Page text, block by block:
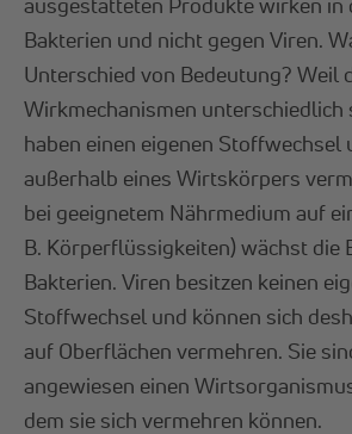
Bakterien und nicht gegen Viren.
Unterschied von Bedeutung? Weil
Wirkmechanismen unterschiedlich
haben einen eigenen Stoffwechsel
außerhalb eines Wirtskörpers
bei geeignetem Nährmedium auf
B. Körperflüssigkeiten) wächst die
Bakterien. Viren besitzen keinen
Stoffwechsel und können sich
auf Oberflächen vermehren. Sie
angewiesen einen
dem sie sich vermehren können.